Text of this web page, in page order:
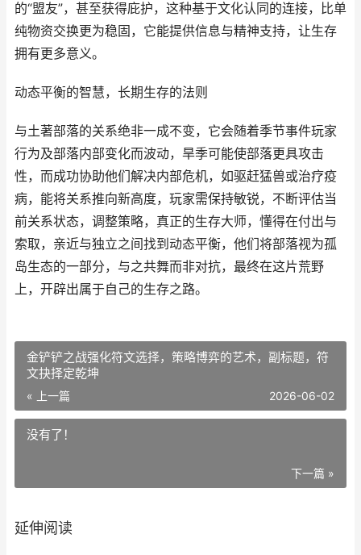
的“盟友”，甚至获得庇护，这种基于文化认同的连接，比单
纯物资交换更为稳固，它能提供信息与精神支持，让生存
拥有更多意义。
动态平衡的智慧，长期生存的法则
与土著部落的关系绝非一成不变，它会随着季节事件玩家
行为及部落内部变化而波动，旱季可能使部落更具攻击
性，而成功协助他们解决内部危机，如驱赶猛兽或治疗疫
病，能将关系推向新高度，玩家需保持敏锐，不断评估当
前关系状态，调整策略，真正的生存大师，懂得在付出与
索取，亲近与独立之间找到动态平衡，他们将部落视为孤
岛生态的一部分，与之共舞而非对抗，最终在这片荒野
上，开辟出属于自己的生存之路。
金铲铲之战强化符文选择，策略博弈的艺术，副标题，符
文抉择定乾坤
« 上一篇 2026-06-02
没有了！
下一篇 »
延伸阅读